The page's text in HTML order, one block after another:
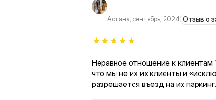
Астана, сентябрь, 2024 Отзыв о
Неравное отношение к клиентам
что мы не их их клиенты и
разрешается въезд на их